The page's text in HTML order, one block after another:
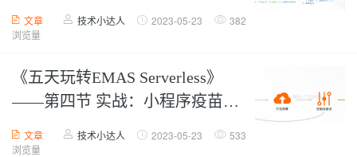
约-框架搭建&数据库管理【下】
文章 技术小达人 2023-05-23
382
浏览量
《五天玩转EMAS Serverless》
——第四节 实战：小程序疫苗预
约-云函数【上】
文章 技术小达人 2023-05-23
533
浏览量